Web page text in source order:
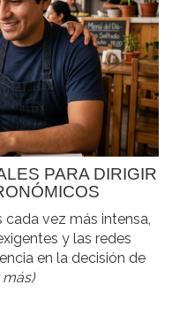
PARA DIRIGIR
vez más intensa,
y las redes
en la decisión de